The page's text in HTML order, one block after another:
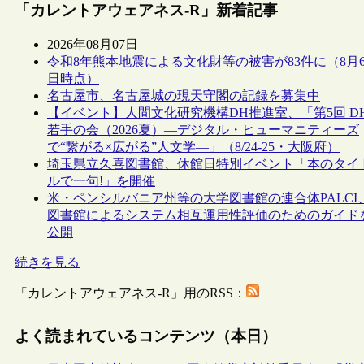
「カレントアウェアネス-R」新着記事
2026年08月07日
令和8年熊本地震による文化財等の被害が83件に（8月
日時点）
名古屋市、名古屋城の現天守閣の記録を募集中
【イベント】人間文化研究機構DH推進室、「第5回
若手の会（2026夏）―デジタル・ヒューマニティーズ
で“繋がる×広がる”人文学―」（8/24-25・大阪府）
埼玉県立久喜図書館、休館日特別イベント「本のタイ
ルで一句!」を開催
米・ペンシルバニア州等の大学図書館の連合体PALCI、
図書館によるシステム相互運用性評価のためのガイド
公開
続きを見る
「カレントアウェアネス-R」用のRSS：
よく読まれているコンテンツ（本日）